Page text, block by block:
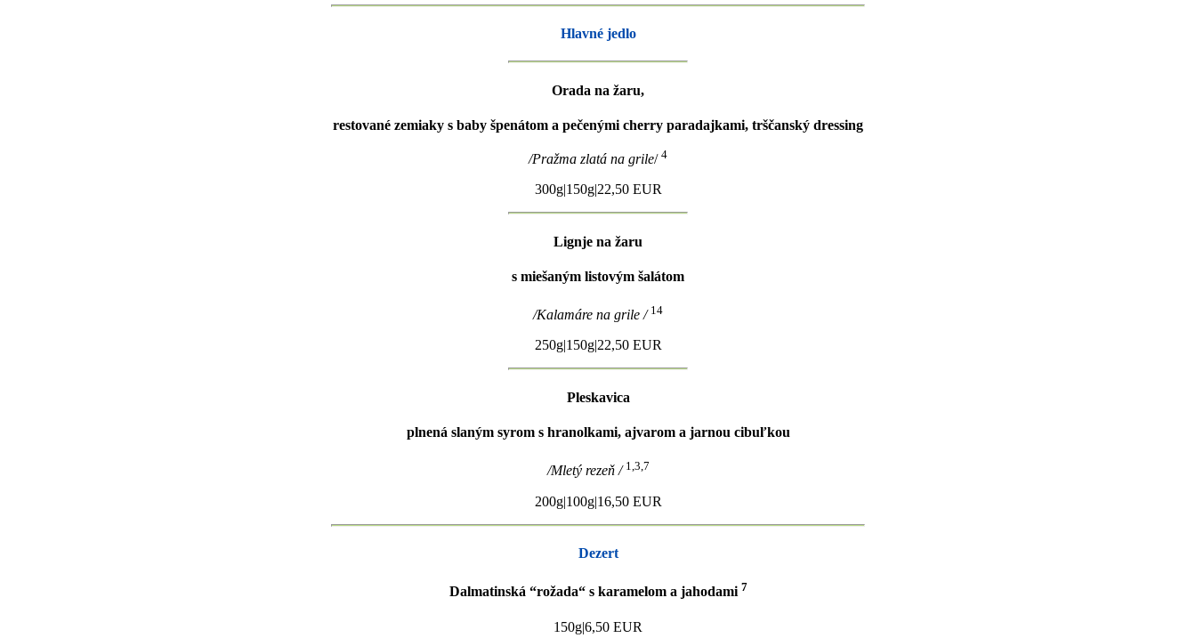
Hlavné jedlo
Orada na žaru,
restované zemiaky s baby špenátom a pečenými cherry paradajkami, trščanský dressing
/Pražma zlatá na grile/ 4
300g|150g|22,50 EUR
Lignje na žaru
s miešaným listovým šalátom
/Kalamáre na grile / 14
250g|150g|22,50 EUR
Pleskavica
plnená slaným syrom s hranolkami, ajvarom a jarnou cibuľkou
/Mletý rezeň / 1,3,7
200g|100g|16,50 EUR
Dezert
Dalmatinská “rožada“ s karamelom a jahodami 7
150g|6,50 EUR